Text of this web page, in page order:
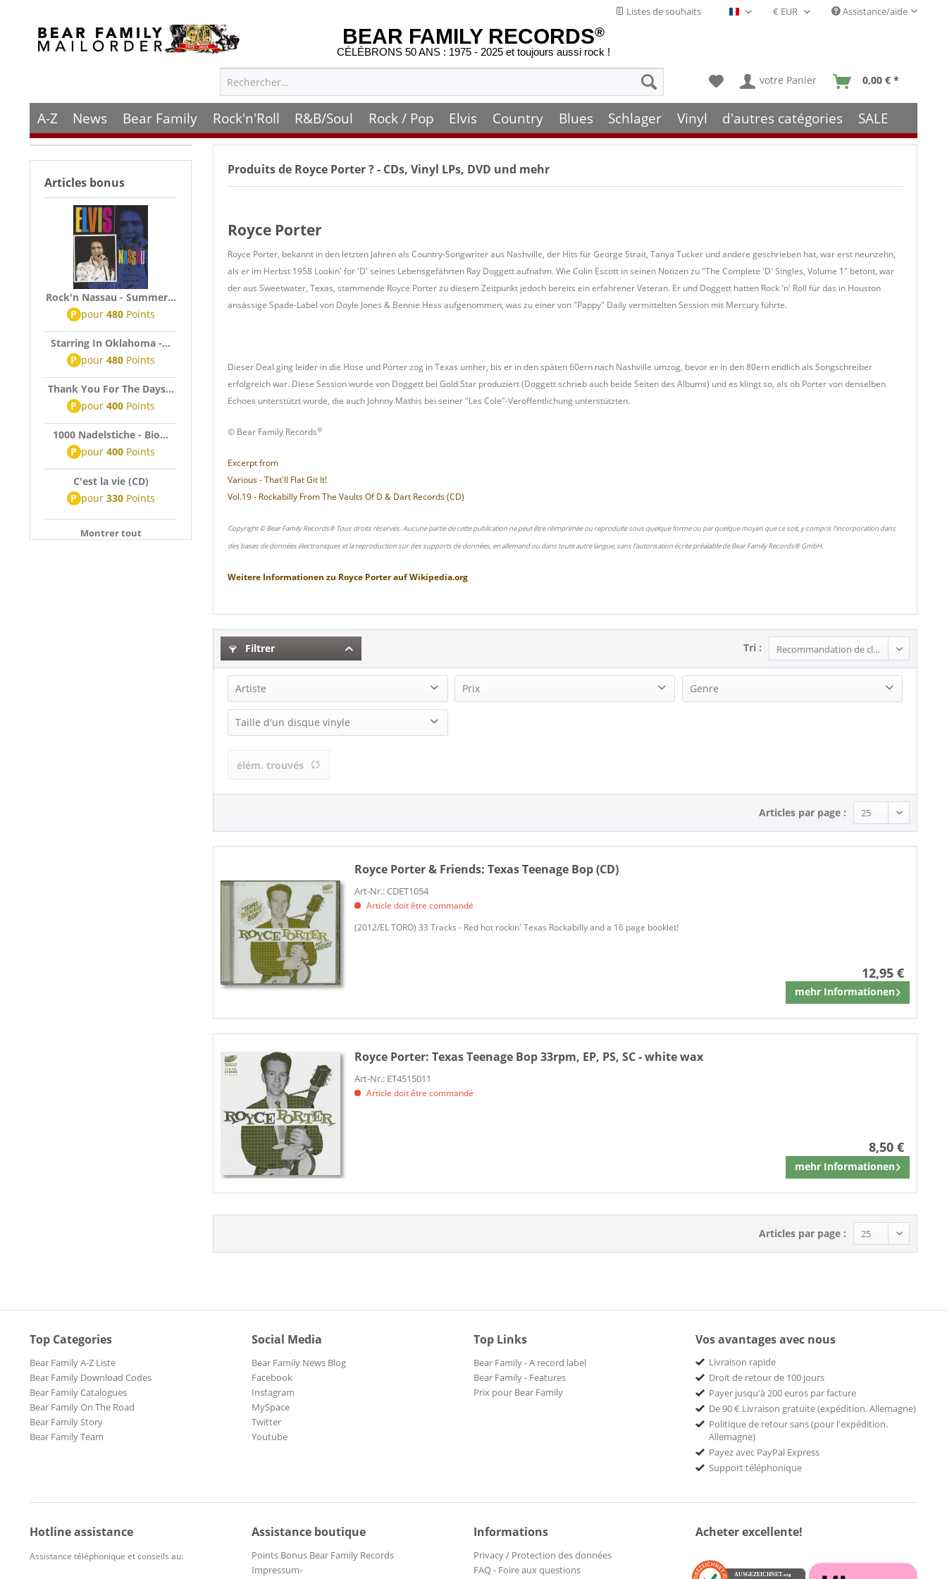
Listes de souhaits Français- FR Assistance/aide
BEAR FAMILY RECORDS®
CÉLÉBRONS 50 ANS : 1975 - 2025 et toujours aussi rock !
votre Panier 0,00 € *
A-Z News Bear Family Rock'n'Roll R&B/Soul Rock / Pop Elvis Country Blues Schlager Vinyl d'autres catégories SALE
Articles bonus
Rock'n Nassau - Summer...
P pour 480Points
Starring In Oklahoma -...
P pour 480Points
Thank You For The Days...
P pour 400Points
1000 Nadelstiche - Bio...
P pour 400Points
C'est la vie (CD)
P pour 330Points
Montrer tout
Produits de Royce Porter? - CDs, Vinyl LPs, DVD und mehr
Royce Porter
Royce Porter, bekannt in den letzten Jahren als Country-Songwriter aus Nashville, der Hits für George Strait, Tanya Tucker und andere geschrieben hat, war erst neunzehn,
als er im Herbst 1958 Lookin' for 'D' seines Lebensgefährten Ray Doggett aufnahm. Wie Colin Escott in seinen Notizen zu "The Complete 'D' Singles, Volume 1" betont, war
der aus Sweetwater, Texas, stammende Royce Porter zu diesem Zeitpunkt jedoch bereits ein erfahrener Veteran. Er und Doggett hatten Rock 'n' Roll für das in Houston
ansässige Spade-Label von Doyle Jones & Bennie Hess aufgenommen, was zu einer von "Pappy" Daily vermittelten Session mit Mercury führte.
Dieser Deal ging leider in die Hose und Porter zog in Texas umher, bis er in den späten 60ern nach Nashville umzog, bevor er in den 80ern endlich als Songschreiber
erfolgreich war. Diese Session wurde von Doggett bei Gold Star produziert (Doggett schrieb auch beide Seiten des Albums) und es klingt so, als ob Porter von denselben
Echoes unterstützt wurde, die auch Johnny Mathis bei seiner "Les Cole"-Veröffentlichung unterstützten.
© Bear Family Records®
Excerpt from
Various - That'll Flat Git It!
Vol.19 - Rockabilly From The Vaults Of D & Dart Records (CD)
Copyright © Bear Family Records® Tous droits réservés. Aucune partie de cette publication ne peut être réimprimée ou reproduite sous quelque forme ou par quelque moyen que ce soit, y compris l'incorporation dans
des bases de données électroniques et la reproduction sur des supports de données, en allemand ou dans toute autre langue, sans l'autorisation écrite préalable de Bear Family Records® GmbH.
Weitere Informationen zu Royce PorteraufWikipedia.org
Filtrer Tri :
Artiste
Royce Porter (1)
Royce Porter & Friends (1)
Prix Genre
Taille d'un disque vinyle
élém. trouvés
Articles par page :
Royce Porter & Friends: Texas Teenage Bop (CD)
Art-Nr.: CDET1054
Article doit être commandé
(2012/EL TORO) 33 Tracks - Red hot rockin' Texas Rockabilly and a 16 page booklet!
12,95 €
mehr Informationen
Mémoriser
Royce Porter: Texas Teenage Bop 33rpm, EP, PS, SC - white wax
Art-Nr.: ET4515011
Article doit être commandé
8,50 €
mehr Informationen
Mémoriser
Articles par page :
Top Categories
Bear Family A-Z Liste
Bear Family Download Codes
Bear Family Catalogues
Bear Family On The Road
Bear Family Story
Bear Family Team
Social Media
Bear Family News Blog
Facebook
Instagram
MySpace
Twitter
Youtube
Top Links
Bear Family - A record label
Bear Family - Features
Prix pour Bear Family
Vos avantages avec nous
Livraison rapide
Droit de retour de 100 jours
Payer jusqu'à 200 euros par facture
De 90 € Livraison gratuite (expédition. Allemagne)
Politique de retour sans (pour l'expédition.
Allemagne)
Payez avec PayPal Express
Support téléphonique
Hotline assistance
Assistance téléphonique et conseils au:
Assistance boutique
Points Bonus Bear Family Records
Impressum-
Informations
Privacy / Protection des données
FAQ - Foire aux questions
Acheter excellente!
AUSGEZEICHNET.org